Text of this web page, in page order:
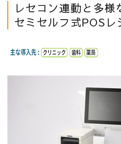
レセコン連動と多様
セミセルフ式POSレ